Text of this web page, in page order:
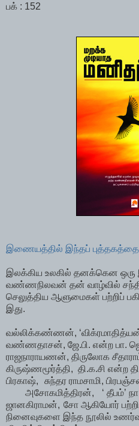
பக் : 152
இணையத்தில் இந்தப்
இலக்கிய உலகில் தனக்கென ஒரு
வண்ணநிலவன் தன் வாழ்வில்
செலுத்திய ஆளுமைகள் பற்றிப்
இது.
வல்லிக்கண்ணன்,
வண்ணதாசன், ஜே.பி. என்ற பா.
ராஜநாராயணன், திருலோக
கிருஷ்ணமூர்த்தி, தி.க.சி என்ற
பிரகாஷ்,
சுந்தர ராமசாமி,
அசோகமித்திரன்,
‘ தீபம்’
ஜானகிராமன், சோ ஆகியோர்
நினைவுகளை இந்த நூலில்